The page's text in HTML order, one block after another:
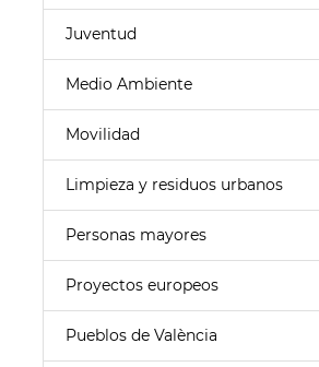
Juventud
Medio Ambiente
Movilidad
Limpieza y residuos urbanos
Personas mayores
Proyectos europeos
Pueblos de València